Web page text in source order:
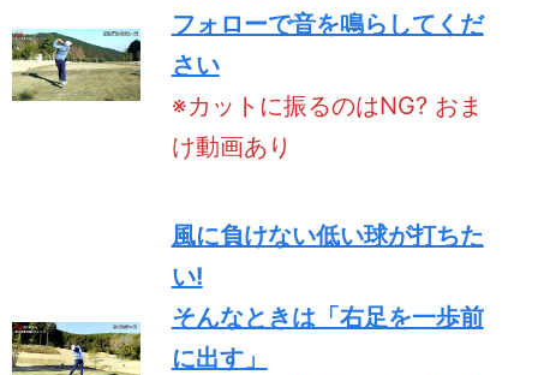
フォローで音を鳴らしてくだ
さい
※カットに振るのはNG? おま
け動画あり
風に負けない低い球が打ちた
い!
そんなときは「右足を一歩前
に出す」